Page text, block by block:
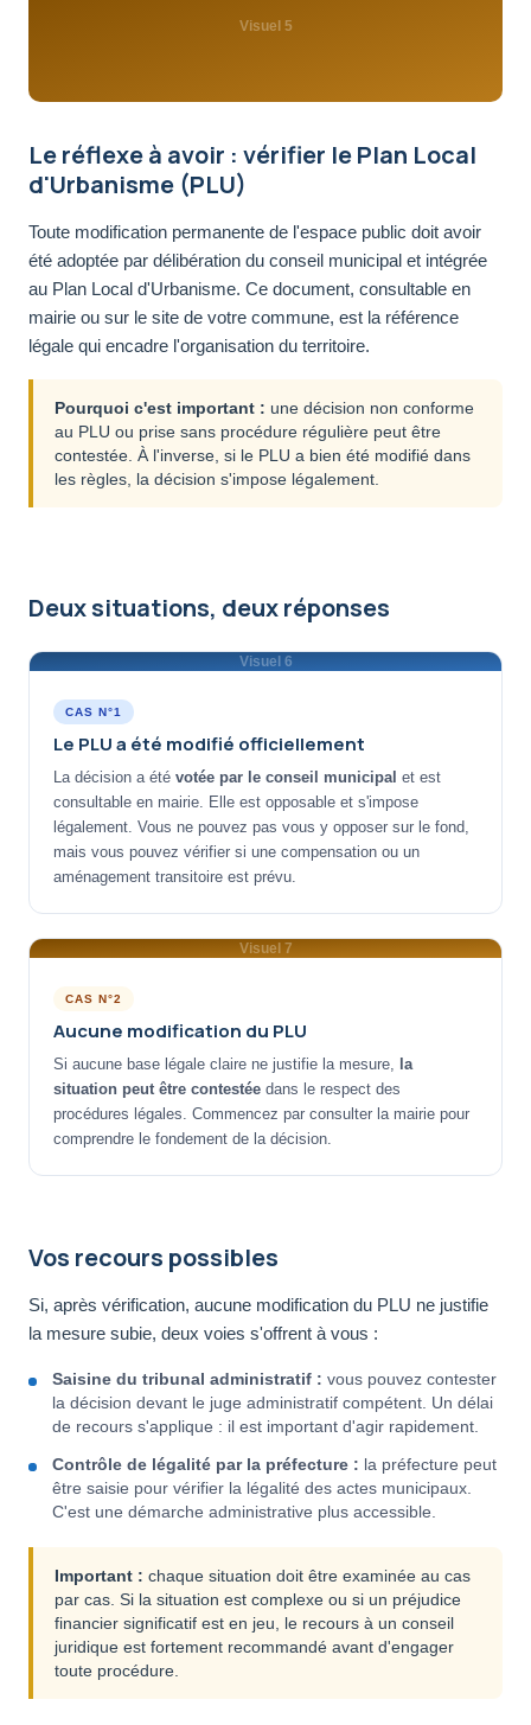
Visuel 5
Le réflexe à avoir : vérifier le Plan Local
d'Urbanisme (PLU)
Toute modification permanente de l'espace public doit avoir
été adoptée par délibération du conseil municipal et intégrée
au Plan Local d'Urbanisme. Ce document, consultable en
mairie ou sur le site de votre commune, est la référence
légale qui encadre l'organisation du territoire.
Pourquoi c'est important : une décision non conforme
au PLU ou prise sans procédure régulière peut être
contestée. À l'inverse, si le PLU a bien été modifié dans
les règles, la décision s'impose légalement.
Deux situations, deux réponses
Visuel 6
CAS N°1
Le PLU a été modifié officiellement
La décision a été votée par le conseil municipal et est
consultable en mairie. Elle est opposable et s'impose
légalement. Vous ne pouvez pas vous y opposer sur le fond,
mais vous pouvez vérifier si une compensation ou un
aménagement transitoire est prévu.
Visuel 7
CAS N°2
Aucune modification du PLU
Si aucune base légale claire ne justifie la mesure, la
situation peut être contestée dans le respect des
procédures légales. Commencez par consulter la mairie pour
comprendre le fondement de la décision.
Vos recours possibles
Si, après vérification, aucune modification du PLU ne justifie
la mesure subie, deux voies s'offrent à vous :
Saisine du tribunal administratif : vous pouvez contester
la décision devant le juge administratif compétent. Un délai
de recours s'applique : il est important d'agir rapidement.
Contrôle de légalité par la préfecture : la préfecture peut
être saisie pour vérifier la légalité des actes municipaux.
C'est une démarche administrative plus accessible.
Important : chaque situation doit être examinée au cas
par cas. Si la situation est complexe ou si un préjudice
financier significatif est en jeu, le recours à un conseil
juridique est fortement recommandé avant d'engager
toute procédure.